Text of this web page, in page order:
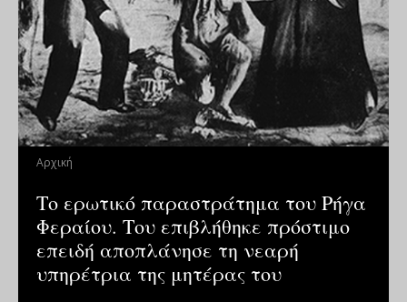
Αρχική
Το ερωτικό παραστράτημα του Ρήγα
Φεραίου. Του επιβλήθηκε πρόστιμο
επειδή αποπλάνησε τη νεαρή
υπηρέτρια της μητέρας του